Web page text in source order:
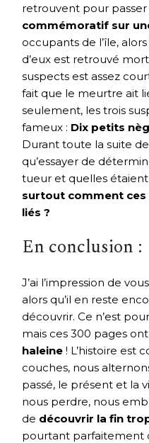
retrouvent pour
commémoratif sur
occupants de l’île,
d’eux est retrouvé
suspects est assez
fait que le meurtre ait
seulement, les trois
fameux : Dix petits
Durant toute la suite
qu’essayer de
tueur et quelles étaient
surtout comment
liés ?
En conclusion :
J’ai l’impression de
alors qu’il en reste
découvrir. Ce n’est
mais ces 300 pages
haleine ! L’histoire est
couches, nous
passé, le présent et la
nous perdre, nous
de découvrir la fin
pourtant parfaitement